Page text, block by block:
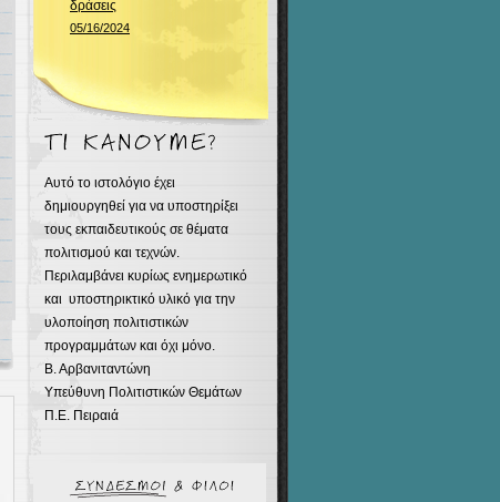
δράσεις
05/16/2024
Αυτό το ιστολόγιο έχει
δημιουργηθεί για να υποστηρίξει
τους εκπαιδευτικούς σε θέματα
πολιτισμού και τεχνών.
Περιλαμβάνει κυρίως ενημερωτικό
και υποστηρικτικό υλικό για την
υλοποίηση πολιτιστικών
προγραμμάτων και όχι μόνο.
Β. Αρβανιταντώνη
Υπεύθυνη Πολιτιστικών Θεμάτων
Π.Ε. Πειραιά